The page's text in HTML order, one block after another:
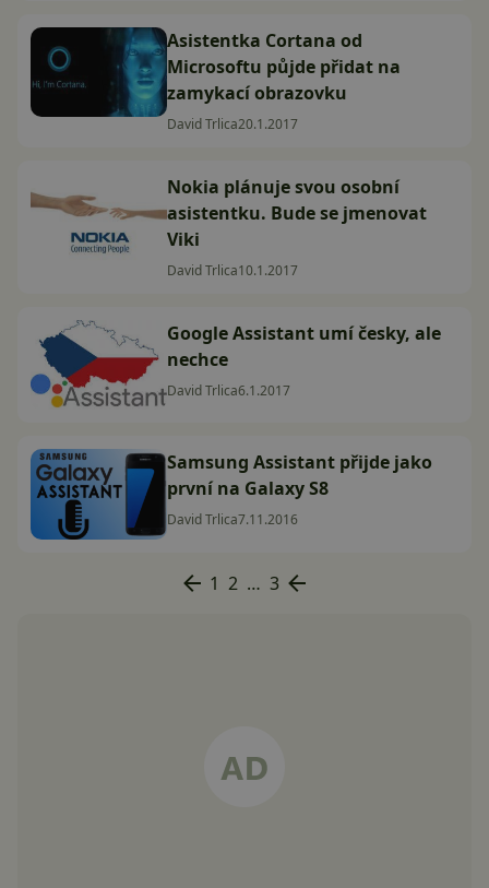
Asistentka Cortana od
Microsoftu půjde přidat na
zamykací obrazovku
David Trlica20.1.2017
Nokia plánuje svou osobní
asistentku. Bude se jmenovat
Viki
David Trlica10.1.2017
Google Assistant umí česky, ale
nechce
David Trlica6.1.2017
Samsung Assistant přijde jako
první na Galaxy S8
David Trlica7.11.2016
1 2 … 3